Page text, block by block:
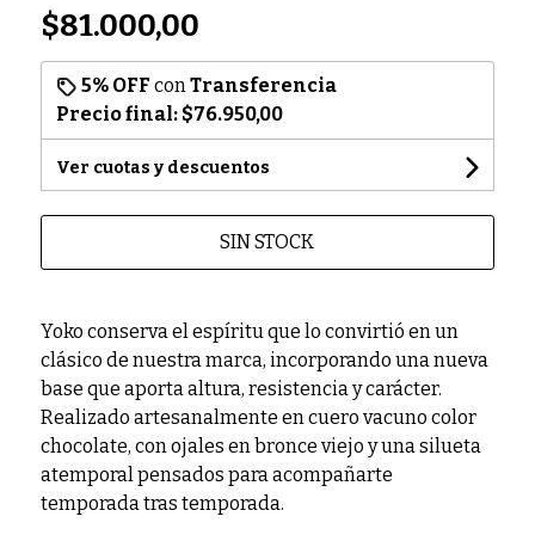
$81.000,00
5% OFF con Transferencia
Precio final: $76.950,00
Ver cuotas y descuentos
SIN STOCK
Yoko conserva el espíritu que lo convirtió en un
clásico de nuestra marca, incorporando una nueva
base que aporta altura, resistencia y carácter.
Realizado artesanalmente en cuero vacuno color
chocolate, con ojales en bronce viejo y una silueta
atemporal pensados para acompañarte
temporada tras temporada.